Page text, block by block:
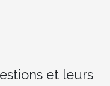
et leurs